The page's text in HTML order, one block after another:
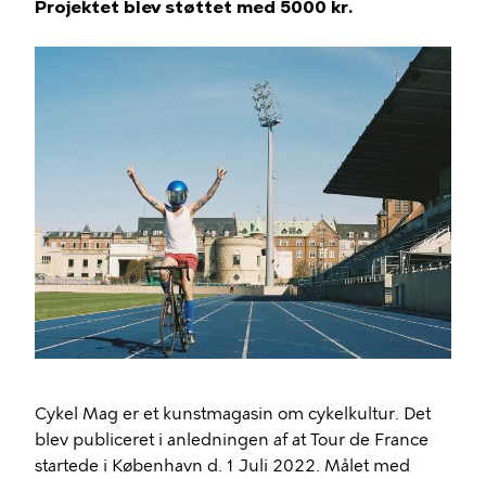
Projektet blev støttet med 5000 kr.
Cykel Mag er et kunstmagasin om cykelkultur. Det
blev publiceret i anledningen af at Tour de France
startede i København d. 1 Juli 2022. Målet med